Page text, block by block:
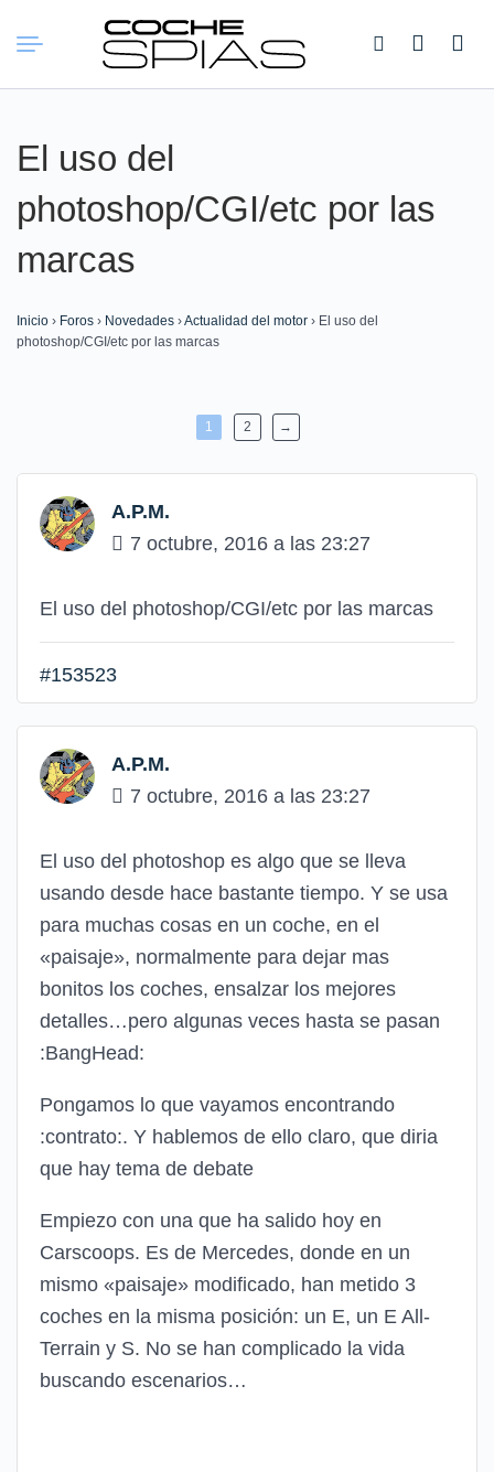
Buscar:
El uso del
photoshop/CGI/etc por las
marcas
Inicio › Foros › Novedades ›Actualidad del motor › El uso del
photoshop/CGI/etc por las marcas
1 2 →
A.P.M.
7 octubre, 2016 a las 23:27
El uso del photoshop/CGI/etc por las marcas
#153523
A.P.M.
7 octubre, 2016 a las 23:27
El uso del photoshop es algo que se lleva
usando desde hace bastante tiempo. Y se usa
para muchas cosas en un coche, en el
«paisaje», normalmente para dejar mas
bonitos los coches, ensalzar los mejores
detalles…pero algunas veces hasta se pasan
:BangHead:
Pongamos lo que vayamos encontrando
:contrato:. Y hablemos de ello claro, que diria
que hay tema de debate
Empiezo con una que ha salido hoy en
Carscoops. Es de Mercedes, donde en un
mismo «paisaje» modificado, han metido 3
coches en la misma posición: un E, un E All-
Terrain y S. No se han complicado la vida
buscando escenarios…